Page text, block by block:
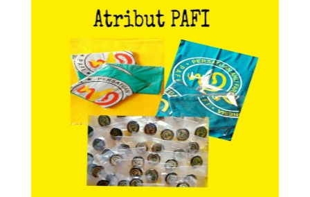
Atribut PAFI
Atribut PAFI